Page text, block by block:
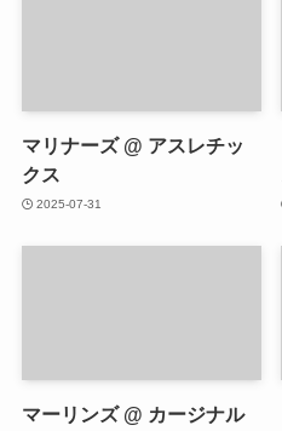
マリナーズ @ アスレチッ
クス
2025-07-31
マーリンズ @ カージナル